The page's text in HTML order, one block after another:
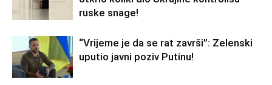
ruske snage!
“Vrijeme je da se rat završi”: Zelenski
uputio javni poziv Putinu!